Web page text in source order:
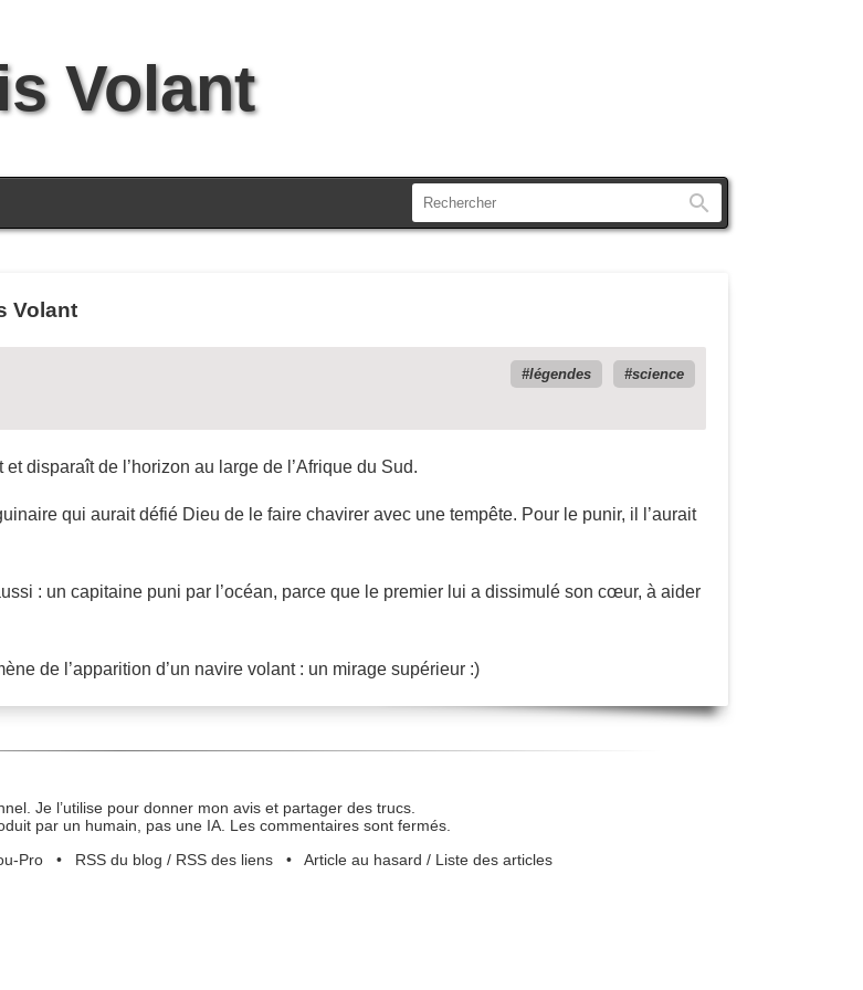
Volant
Volant
légendes
science
disparaît de l’horizon au large de l’Afrique du Sud.
qui aurait défié Dieu de le faire chavirer avec une tempête. Pour le punir, il l’aurait
: un capitaine puni par l’océan, parce que le premier lui a dissimulé son cœur, à aider
de l’apparition d’un navire volant : un mirage supérieur :)
Je l’utilise pour donner mon avis et partager des trucs.
par un humain, pas une IA. Les commentaires sont fermés.
Pro• RSS du blog / RSS des liens• Article au hasard / Liste des articles